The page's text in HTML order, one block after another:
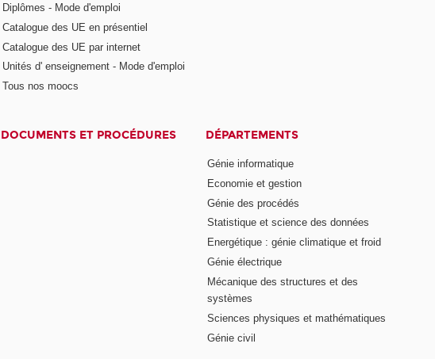
Diplômes - Mode d'emploi
Catalogue des UE en présentiel
Catalogue des UE par internet
Unités d' enseignement - Mode d'emploi
Tous nos moocs
DOCUMENTS ET PROCÉDURES DÉPARTEMENTS
Génie informatique
Economie et gestion
Génie des procédés
Statistique et science des données
Energétique : génie climatique et froid
Génie électrique
Mécanique des structures et des
systèmes
Sciences physiques et mathématiques
Génie civil